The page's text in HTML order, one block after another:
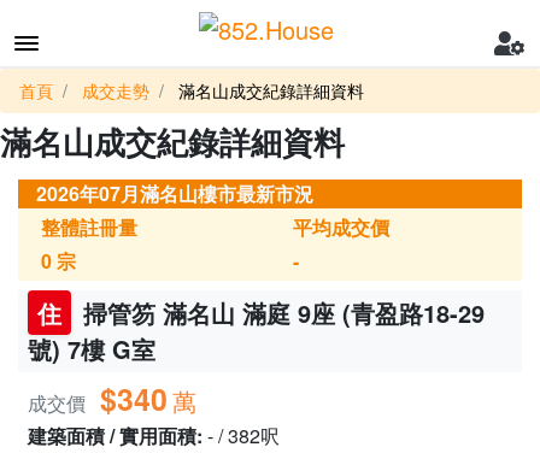
首頁 成交走勢 滿名山成交紀錄詳細資料
滿名山成交紀錄詳細資料
2026年07月滿名山樓市最新市況
整體註冊量
0宗
平均成交價
-
住
掃管笏 滿名山 滿庭 9座 (青盈路18-29
號) 7樓 G室
成交價 $340萬
建築面積 / 實用面積: - / 382呎